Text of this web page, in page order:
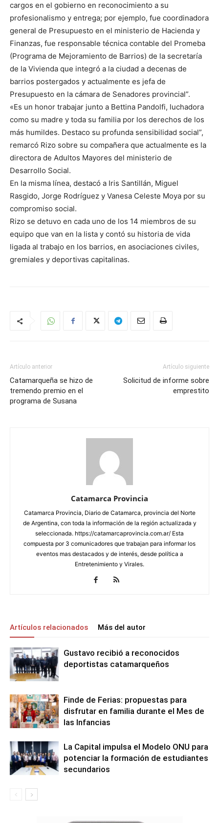
cargos en el gobierno en reconocimiento a su
profesionalismo y entrega; por ejemplo, fue coordinadora
general de Presupuesto en el ministerio de Hacienda y
Finanzas, fue responsable técnica contable del Promeba
(Programa de Mejoramiento de Barrios) de la secretaría
de la Vivienda que integró a la ciudad a decenas de
barrios postergados y actualmente es jefa de
Presupuesto en la cámara de Senadores provincial”.
«Es un honor trabajar junto a Bettina Pandolfi, luchadora
como su madre y toda su familia por los derechos de los
más humildes. Destaco su profunda sensibilidad social”,
remarcó Rizo sobre su compañera que actualmente es la
directora de Adultos Mayores del ministerio de
Desarrollo Social.
En la misma línea, destacó a Iris Santillán, Miguel
Rasgido, Jorge Rodríguez y Vanesa Celeste Moya por su
compromiso social.
Rizo se detuvo en cada uno de los 14 miembros de su
equipo que van en la lista y contó su historia de vida
ligada al trabajo en los barrios, en asociaciones civiles,
gremiales y deportivas capitalinas.
Artículo anterior
Catamarqueña se hizo de
tremendo premio en el
programa de Susana
Artículo siguiente
Solicitud de informe sobre
emprestito
Catamarca Provincia
Catamarca Provincia, Diario de Catamarca, provincia del Norte
de Argentina, con toda la información de la región actualizada y
seleccionada. https://catamarcaprovincia.com.ar/ Esta
compuesta por 3 comunicadores que trabajan para informar los
eventos mas destacados y de interés, desde política a
Entretenimiento y Virales.
Artículos relacionados Más del autor
Gustavo recibió a reconocidos
deportistas catamarqueños
Finde de Ferias: propuestas para
disfrutar en familia durante el Mes de
las Infancias
La Capital impulsa el Modelo ONU para
potenciar la formación de estudiantes
secundarios